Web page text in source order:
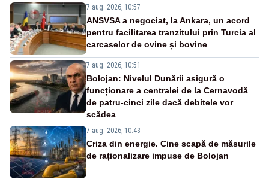
7 aug. 2026, 10:57
ANSVSA a negociat, la Ankara, un acord
pentru facilitarea tranzitului prin Turcia al
carcaselor de ovine și bovine
7 aug. 2026, 10:51
Bolojan: Nivelul Dunării asigură o
funcționare a centralei de la Cernavodă
de patru-cinci zile dacă debitele vor
scădea
7 aug. 2026, 10:43
Criza din energie. Cine scapă de măsurile
de raționalizare impuse de Bolojan